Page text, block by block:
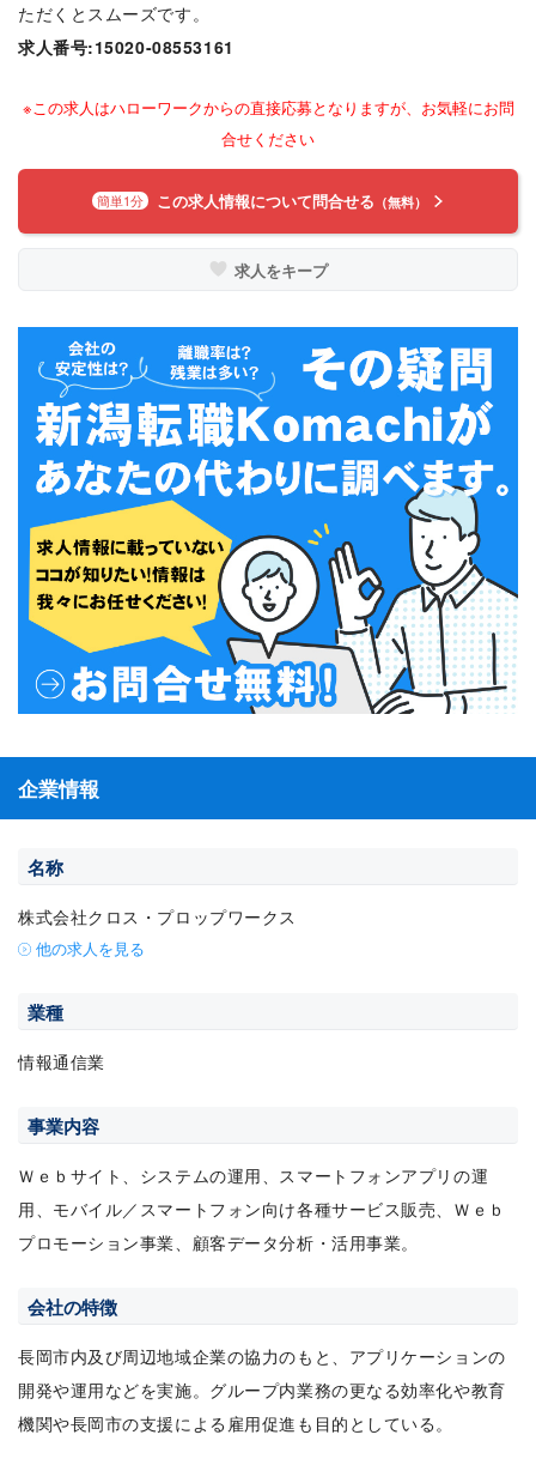
ただくとスムーズです。
求人番号:15020-08553161
※この求人はハローワークからの直接応募となりますが、お気軽にお問
合せください
簡単1分 この求人情報について問合せる （無料）
求人をキープ
企業情報
名称
株式会社クロス・プロップワークス
他の求人を見る
業種
情報通信業
事業内容
Ｗｅｂサイト、システムの運用、スマートフォンアプリの運
用、モバイル／スマートフォン向け各種サービス販売、Ｗｅｂ
プロモーション事業、顧客データ分析・活用事業。
会社の特徴
長岡市内及び周辺地域企業の協力のもと、アプリケーションの
開発や運用などを実施。グループ内業務の更なる効率化や教育
機関や長岡市の支援による雇用促進も目的としている。